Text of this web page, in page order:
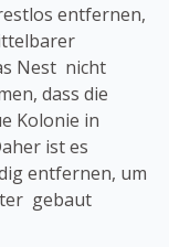
entfernen,
Nest nicht
dass die
Kolonie in
ist es
entfernen, um
gebaut